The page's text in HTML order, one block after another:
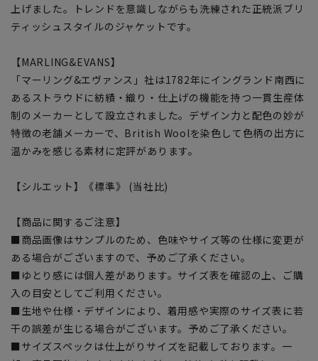
上げました。トレンドを意識しながらも洗練された正統派ブリ
ティッシュスタイルのジャケットです。
【MARLING&EVANS】
「マーリング&エヴァンス」社は1782年にイングランド南西に
あるストラウドに紡績・織り・仕上げの機能を持つ一貫生産体
制のメーカーとして設立されました。デザイン力と配色の妙が
特徴の老舗メーカーで、British Woolを染色して色柄の出方に
温かみを感じる素材に定評があります。
【シルエット】《標準》 (当社比)
【商品に関するご注意】
■商品画像はサンプルのため、色味やサイズ等の仕様に変更が
ある場合がございますので、予めご了承ください。
■ゆとり感には個人差があります。サイズ表を確認の上、ご購
入の目安としてご利用ください。
■生地や仕様・デザインにより、着用感や実際のサイズ表に若
干の誤差が生じる場合がございます。予めご了承ください。
■サイズスペックは仕上がりサイズを記載しております。一